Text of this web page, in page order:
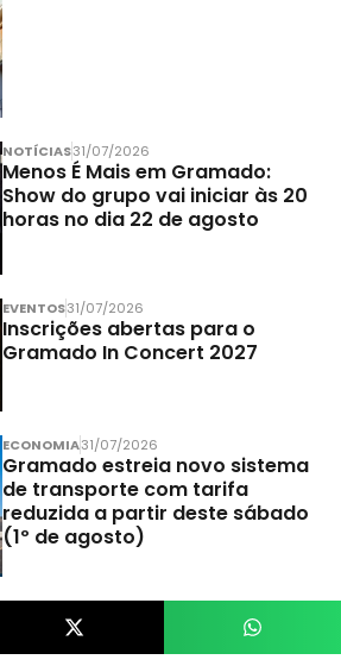
NOTÍCIAS31/07/2026
Menos É Mais em Gramado:
Show do grupo vai iniciar às 20
horas no dia 22 de agosto
EVENTOS31/07/2026
Inscrições abertas para o
Gramado In Concert 2027
ECONOMIA31/07/2026
Gramado estreia novo sistema
de transporte com tarifa
reduzida a partir deste sábado
(1º de agosto)